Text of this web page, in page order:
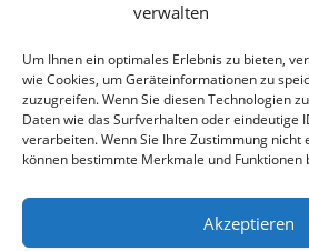
verwalten
Um Ihnen ein optimales Erlebnis zu bieten,
wie Cookies, um Geräteinformationen zu
zuzugreifen. Wenn Sie diesen Technologien
Daten wie das Surfverhalten oder eindeutige
verarbeiten. Wenn Sie Ihre Zustimmung nicht
können bestimmte Merkmale und
Akzeptieren
Nach Preis filtern
Kategorie
auswählen